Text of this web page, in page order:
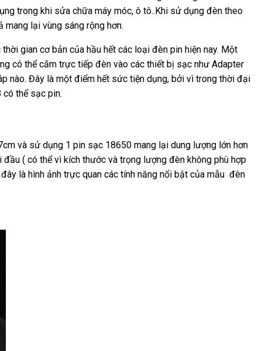
trong khi sửa chữa máy móc, ô tô..Khi sử dụng đèn theo
lại vùng sáng rộng hơn.
gian cơ bản của hầu hết các loại đèn pin hiện nay. Một
có thể cắm trực tiếp đèn vào các thiết bị sạc như Adapter
nào. Đây là một điểm hết sức tiện dụng, bởi vì trong thời đại
có thể sạc pin.
và sử dụng 1 pin sạc 18650 mang lại dung lượng lớn hơn
( có thể vì kích thước và trọng lượng đèn không phù hợp
là hình ảnh trực quan các tính năng nổi bật của mẫu đèn